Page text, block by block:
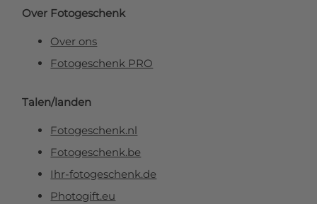
Over Fotogeschenk
Over ons
Fotogeschenk PRO
Talen/landen
Fotogeschenk.nl
Fotogeschenk.be
Ihr-fotogeschenk.de
Photogift.eu